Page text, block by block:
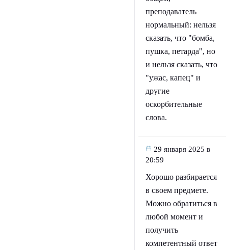
преподаватель
нормальный: нельзя
сказать, что "бомба,
пушка, петарда", но
и нельзя сказать, что
"ужас, капец" и
другие
оскорбительные
слова.
29 января 2025 в
20:59
Хорошо разбирается
в своем предмете.
Можно обратиться в
любой момент и
получить
компетентный ответ